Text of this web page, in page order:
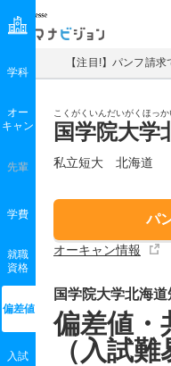
マナビジョン
【注目!】パンフ請
こくがくいんだいがくほっか
国学院大学
私立短大 北海道
パ
オーキャン情報
学科
オー
キャン
先輩
学費
就職
資格
偏差値
入試
国学院大学北海
偏差値・
（入試難